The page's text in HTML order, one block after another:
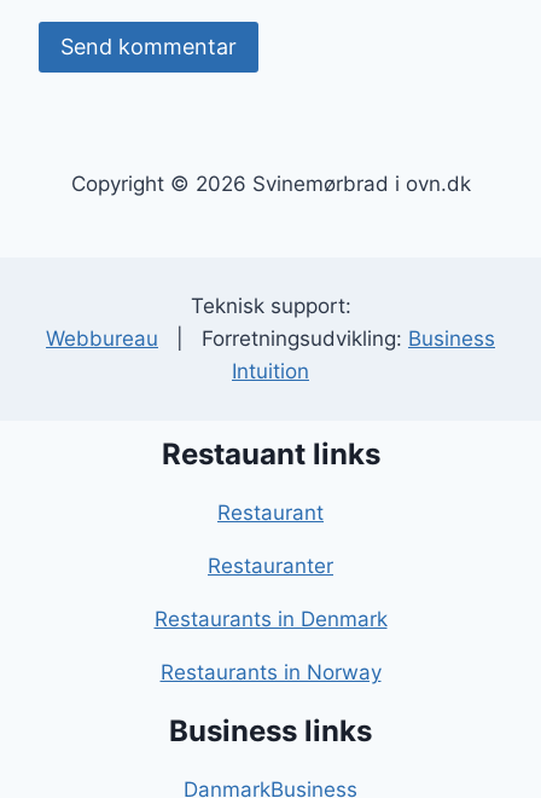
Copyright © 2026 Svinemørbrad i ovn.dk
Teknisk support:
Webbureau | Forretningsudvikling: Business
Intuition
Restauant links
Restaurant
Restauranter
Restaurants in Denmark
Restaurants in Norway
Business links
DanmarkBusiness